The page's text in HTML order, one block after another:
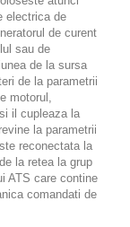
electrica de
de curent
sau de
de la sursa
de la parametrii
motorul,
il cupleaza la
la parametrii
reconectata la
la retea la grup
ATS care contine
comandati de